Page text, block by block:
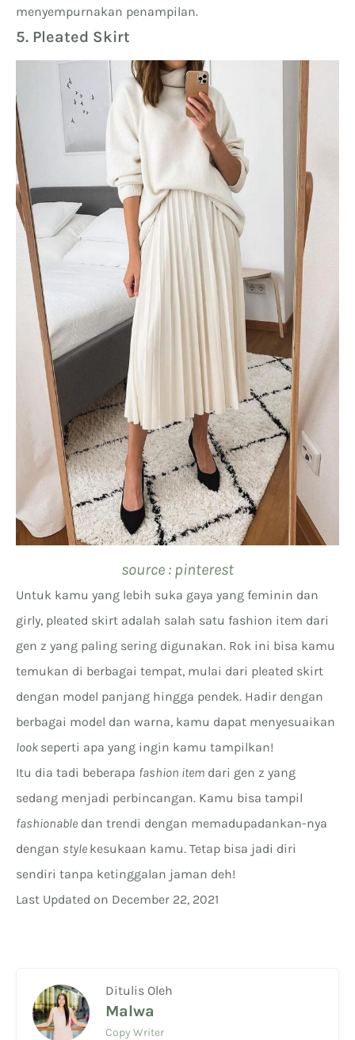
menyempurnakan penampilan.
5. Pleated Skirt
source : pinterest
Untuk kamu yang lebih suka gaya yang feminin dan
girly, pleated skirt adalah salah satu fashion item dari
gen z yang paling sering digunakan. Rok ini bisa kamu
temukan di berbagai tempat, mulai dari pleated skirt
dengan model panjang hingga pendek. Hadir dengan
berbagai model dan warna, kamu dapat menyesuaikan
look seperti apa yang ingin kamu tampilkan!
Itu dia tadi beberapa fashion item dari gen z yang
sedang menjadi perbincangan. Kamu bisa tampil
fashionable dan trendi dengan memadupadankan-nya
dengan style kesukaan kamu. Tetap bisa jadi diri
sendiri tanpa ketinggalan jaman deh!
Last Updated on December 22, 2021
Ditulis Oleh
Malwa
Copy Writer